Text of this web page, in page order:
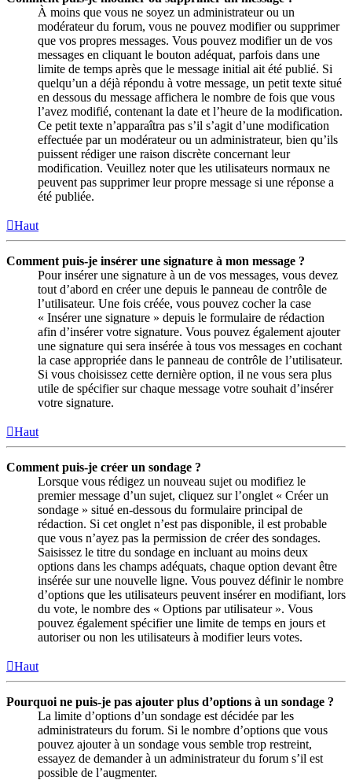
À moins que vous ne soyez un administrateur ou un
modérateur du forum, vous ne pouvez modifier ou supprimer
que vos propres messages. Vous pouvez modifier un de vos
messages en cliquant le bouton adéquat, parfois dans une
limite de temps après que le message initial ait été publié. Si
quelqu’un a déjà répondu à votre message, un petit texte situé
en dessous du message affichera le nombre de fois que vous
l’avez modifié, contenant la date et l’heure de la modification.
Ce petit texte n’apparaîtra pas s’il s’agit d’une modification
effectuée par un modérateur ou un administrateur, bien qu’ils
puissent rédiger une raison discrète concernant leur
modification. Veuillez noter que les utilisateurs normaux ne
peuvent pas supprimer leur propre message si une réponse a
été publiée.
Haut
Comment puis-je insérer une signature à mon message ?
Pour insérer une signature à un de vos messages, vous devez
tout d’abord en créer une depuis le panneau de contrôle de
l’utilisateur. Une fois créée, vous pouvez cocher la case
« Insérer une signature » depuis le formulaire de rédaction
afin d’insérer votre signature. Vous pouvez également ajouter
une signature qui sera insérée à tous vos messages en cochant
la case appropriée dans le panneau de contrôle de l’utilisateur.
Si vous choisissez cette dernière option, il ne vous sera plus
utile de spécifier sur chaque message votre souhait d’insérer
votre signature.
Haut
Comment puis-je créer un sondage ?
Lorsque vous rédigez un nouveau sujet ou modifiez le
premier message d’un sujet, cliquez sur l’onglet « Créer un
sondage » situé en-dessous du formulaire principal de
rédaction. Si cet onglet n’est pas disponible, il est probable
que vous n’ayez pas la permission de créer des sondages.
Saisissez le titre du sondage en incluant au moins deux
options dans les champs adéquats, chaque option devant être
insérée sur une nouvelle ligne. Vous pouvez définir le nombre
d’options que les utilisateurs peuvent insérer en modifiant, lors
du vote, le nombre des « Options par utilisateur ». Vous
pouvez également spécifier une limite de temps en jours et
autoriser ou non les utilisateurs à modifier leurs votes.
Haut
Pourquoi ne puis-je pas ajouter plus d’options à un sondage ?
La limite d’options d’un sondage est décidée par les
administrateurs du forum. Si le nombre d’options que vous
pouvez ajouter à un sondage vous semble trop restreint,
essayez de demander à un administrateur du forum s’il est
possible de l’augmenter.